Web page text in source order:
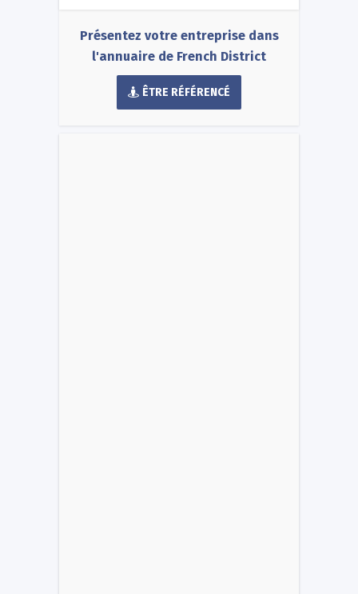
Présentez votre entreprise dans
l'annuaire de French District
ÊTRE RÉFÉRENCÉ